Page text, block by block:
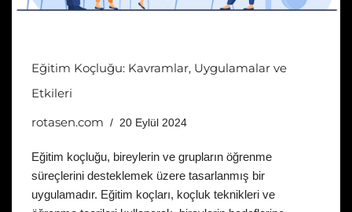
Eğitim Koçluğu: Kavramlar, Uygulamalar ve
Etkileri
rotasen.com
20 Eylül 2024
Eğitim koçluğu, bireylerin ve grupların öğrenme
süreçlerini desteklemek üzere tasarlanmış bir
uygulamadır. Eğitim koçları, koçluk teknikleri ve